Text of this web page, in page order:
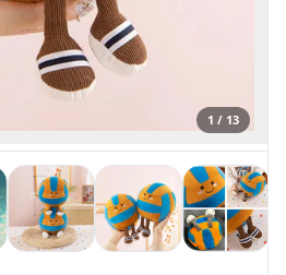
1 / 13